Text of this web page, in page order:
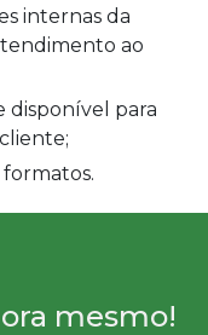
internas da
ao
formatos.
mesmo!